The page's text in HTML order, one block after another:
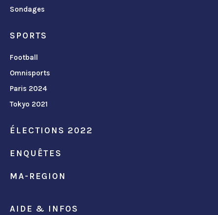
Sondages
SPORTS
Football
Omnisports
Paris 2024
Tokyo 2021
ÉLECTIONS 2022
ENQUÊTES
MA-REGION
AIDE & INFOS